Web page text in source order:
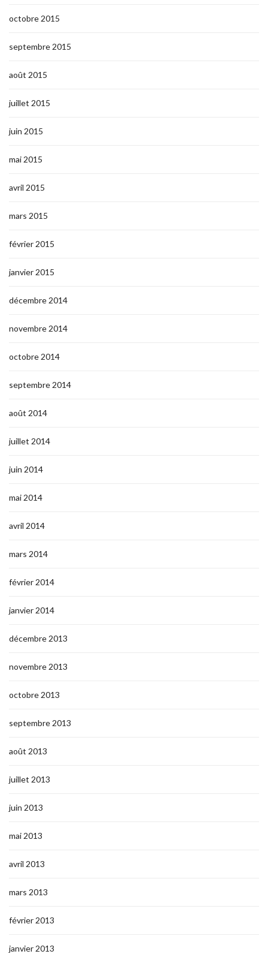
octobre 2015
septembre 2015
août 2015
juillet 2015
juin 2015
mai 2015
avril 2015
mars 2015
février 2015
janvier 2015
décembre 2014
novembre 2014
octobre 2014
septembre 2014
août 2014
juillet 2014
juin 2014
mai 2014
avril 2014
mars 2014
février 2014
janvier 2014
décembre 2013
novembre 2013
octobre 2013
septembre 2013
août 2013
juillet 2013
juin 2013
mai 2013
avril 2013
mars 2013
février 2013
janvier 2013